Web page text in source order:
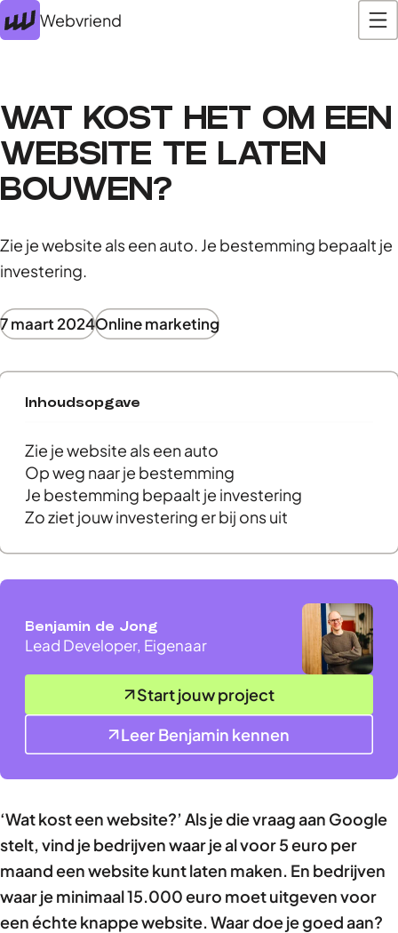
Webvriend
WAT KOST HET OM EEN
WEBSITE TE LATEN
BOUWEN?
Zie je website als een auto. Je bestemming bepaalt je
investering.
7 maart 2024Online marketing
Inhoudsopgave
Zie je website als een auto
Op weg naar je bestemming
Je bestemming bepaalt je investering
Zo ziet jouw investering er bij ons uit
Benjamin de Jong
Lead Developer, Eigenaar
Start jouw project
Leer Benjamin kennen
‘Wat kost een website?’ Als je die vraag aan Google
stelt, vind je bedrijven waar je al voor 5 euro per
maand een website kunt laten maken. En bedrijven
waar je minimaal 15.000 euro moet uitgeven voor
een échte knappe website. Waar doe je goed aan?